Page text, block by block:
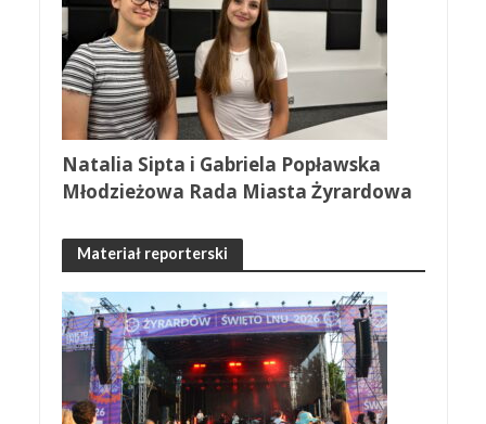
Natalia Sipta i Gabriela Popławska
Młodzieżowa Rada Miasta Żyrardowa
Materiał reporterski